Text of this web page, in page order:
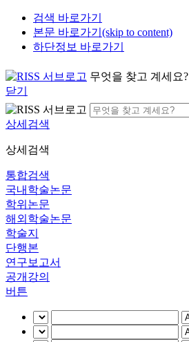
검색 바로가기
본문 바로가기(skip to content)
하단정보 바로가기
무엇을 찾고 계세요?
닫기
상세검색
상세검색
통합검색
국내학술논문
학위논문
해외학술논문
학술지
단행본
연구보고서
공개강의
버튼